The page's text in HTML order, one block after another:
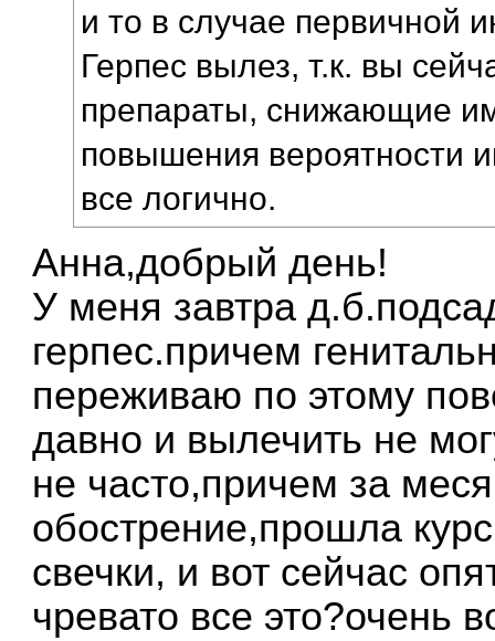
и то в случае первичной
Герпес вылез, т.к. вы
препараты, снижающие
повышения вероятности
все логично.
Анна,добрый день!
У меня завтра
герпес.причем
переживаю по этому
давно и вылечить не
не часто,причем за
обострение,прошла
свечки, и вот сейчас
чревато все это?очень